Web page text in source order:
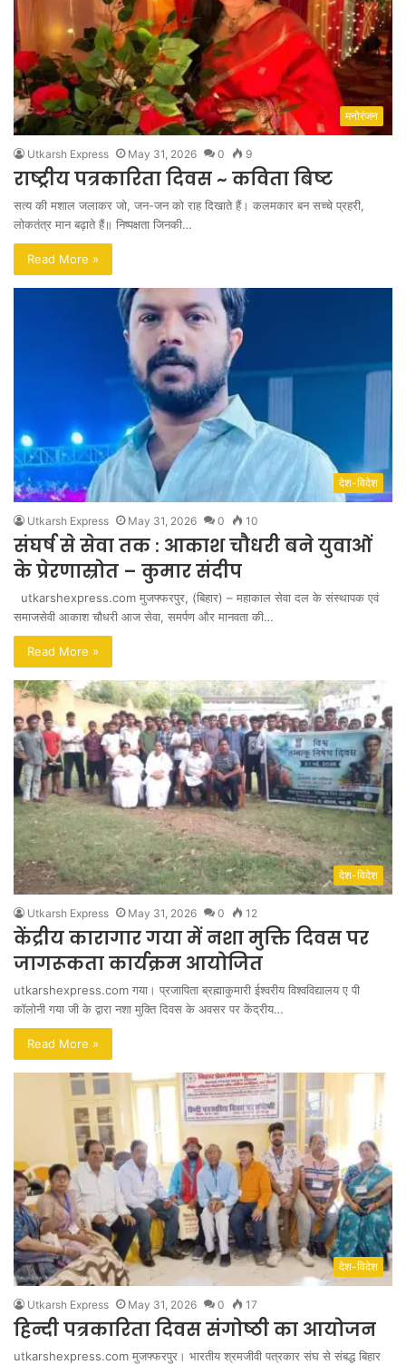
मनोरंजन
Utkarsh Express May 31, 2026 0 9
राष्ट्रीय पत्रकारिता दिवस ~ कविता बिष्ट
सत्य की मशाल जलाकर जो, जन-जन को राह दिखाते हैं। कलमकार बन सच्चे प्रहरी,
लोकतंत्र मान बढ़ाते हैं॥ निष्पक्षता जिनकी…
Read More »
देश-विदेश
Utkarsh Express May 31, 2026 0 10
संघर्ष से सेवा तक : आकाश चौधरी बने युवाओं
के प्रेरणास्रोत – कुमार संदीप
utkarshexpress.com मुजफ्फरपुर, (बिहार) – महाकाल सेवा दल के संस्थापक एवं
समाजसेवी आकाश चौधरी आज सेवा, समर्पण और मानवता की…
Read More »
देश-विदेश
Utkarsh Express May 31, 2026 0 12
केंद्रीय कारागार गया में नशा मुक्ति दिवस पर
जागरूकता कार्यक्रम आयोजित
utkarshexpress.com गया। प्रजापिता ब्रह्माकुमारी ईश्वरीय विश्वविद्यालय ए पी
कॉलोनी गया जी के द्वारा नशा मुक्ति दिवस के अवसर पर केंद्रीय…
Read More »
देश-विदेश
Utkarsh Express May 31, 2026 0 17
हिन्दी पत्रकारिता दिवस संगोष्ठी का आयोजन
utkarshexpress.com मुजफ्फरपुर। भारतीय श्रमजीवी पत्रकार संघ से संबद्ध बिहार